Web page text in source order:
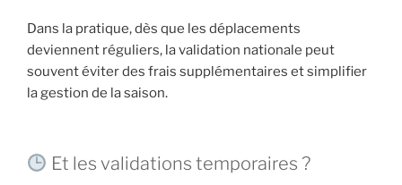
Dans la pratique, dès que les déplacements
deviennent réguliers, la validation nationale peut
souvent éviter des frais supplémentaires et simplifier
la gestion de la saison.
Et les validations temporaires ?